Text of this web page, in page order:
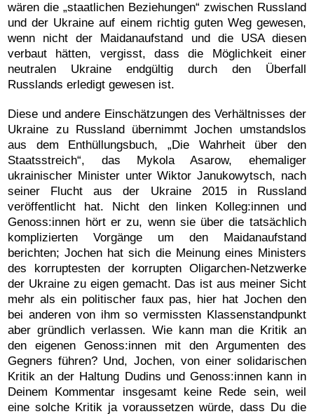
wären die „staatlichen Beziehungen“ zwischen Russland
und der Ukraine auf einem richtig guten Weg gewesen,
wenn nicht der Maidanaufstand und die USA diesen
verbaut hätten, vergisst, dass die Möglichkeit einer
neutralen Ukraine endgültig durch den Überfall
Russlands erledigt gewesen ist.
Diese und andere Einschätzungen des Verhältnisses der
Ukraine zu Russland übernimmt Jochen umstandslos
aus dem Enthüllungsbuch, „Die Wahrheit über den
Staatsstreich“, das Mykola Asarow, ehemaliger
ukrainischer Minister unter Wiktor Janukowytsch, nach
seiner Flucht aus der Ukraine 2015 in Russland
veröffentlicht hat. Nicht den linken Kolleg:innen und
Genoss:innen hört er zu, wenn sie über die tatsächlich
komplizierten Vorgänge um den Maidanaufstand
berichten; Jochen hat sich die Meinung eines Ministers
des korruptesten der korrupten Oligarchen-Netzwerke
der Ukraine zu eigen gemacht. Das ist aus meiner Sicht
mehr als ein politischer faux pas, hier hat Jochen den
bei anderen von ihm so vermissten Klassenstandpunkt
aber gründlich verlassen. Wie kann man die Kritik an
den eigenen Genoss:innen mit den Argumenten des
Gegners führen? Und, Jochen, von einer solidarischen
Kritik an der Haltung Dudins und Genoss:innen kann in
Deinem Kommentar insgesamt keine Rede sein, weil
eine solche Kritik ja voraussetzen würde, dass Du die